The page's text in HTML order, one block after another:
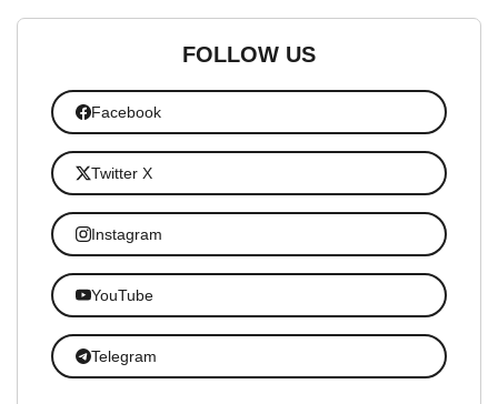
FOLLOW US
Facebook
Twitter X
Instagram
YouTube
Telegram